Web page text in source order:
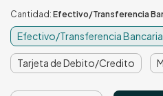
Cantidad: Efectivo/Transferencia
Efectivo/Transferencia Bancaria
Tarjeta de Debito/Credito